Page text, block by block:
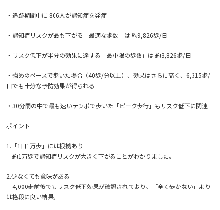
・追跡期間中に 866人が認知症を発症
・認知症リスクが最も下がる「最適な歩数」は 約9,826歩/日
・リスク低下が半分の効果に達する「最小限の歩数」は 約3,826歩/日
・強めのペースで歩いた場合（40歩/分以上）、効果はさらに高く、6,315歩/
日でも十分な予防効果が得られる
・30分間の中で最も速いテンポで歩いた「ピーク歩行」もリスク低下に関連
ポイント
1.「1日1万歩」には根拠あり
約1万歩で認知症リスクが大きく下がることがわかりました。
2.少なくても意味がある
4,000歩前後でもリスク低下効果が確認されており、「全く歩かない」より
は格段に良い結果。